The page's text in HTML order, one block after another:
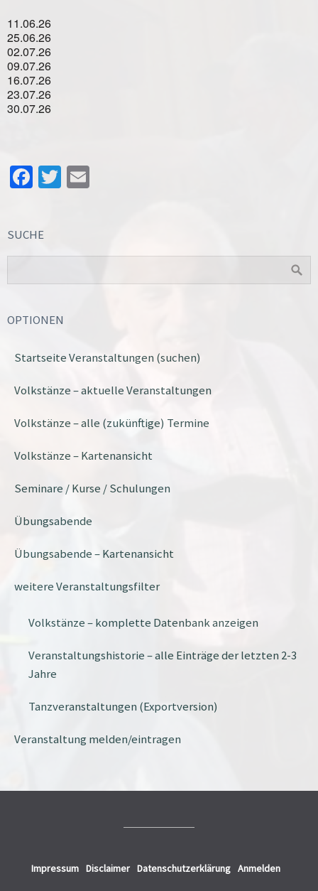
11.06.26
25.06.26
02.07.26
09.07.26
16.07.26
23.07.26
30.07.26
Facebook
Twitter
SUCHE
OPTIONEN
Startseite Veranstaltungen (suchen)
Volkstänze – aktuelle Veranstaltungen
Volkstänze – alle (zukünftige) Termine
Volkstänze – Kartenansicht
Seminare / Kurse / Schulungen
Übungsabende
Übungsabende – Kartenansicht
weitere Veranstaltungsfilter
Volkstänze – komplette Datenbank anzeigen
Veranstaltungshistorie – alle Einträge der letzten 2-3
Jahre
Tanzveranstaltungen (Exportversion)
Veranstaltung melden/eintragen
Impressum Disclaimer Datenschutzerklärung Anmelden